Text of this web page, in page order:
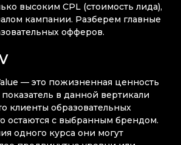
высоким CPL (стоимость лида),
кампании. Разберем главные
офферов.
— это пожизненная ценность
в данной вертикали
клиенты образовательных
остаются с выбранным брендом.
одного курса они могут